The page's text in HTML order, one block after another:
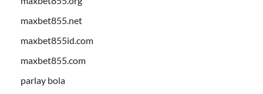
maxbet855.net
maxbet855id.com
maxbet855.com
parlay bola